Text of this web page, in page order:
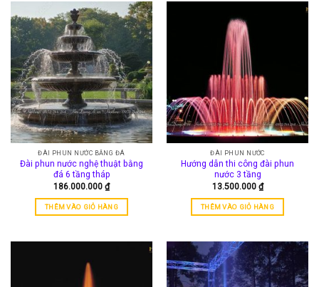
ĐÀI PHUN NƯỚC BẰNG ĐÁ
Đài phun nước nghệ thuật bằng
đá 6 tầng tháp
186.000.000 ₫
THÊM VÀO GIỎ HÀNG
ĐÀI PHUN NƯỚC
Hướng dẫn thi công đài phun
nước 3 tầng
13.500.000 ₫
THÊM VÀO GIỎ HÀNG